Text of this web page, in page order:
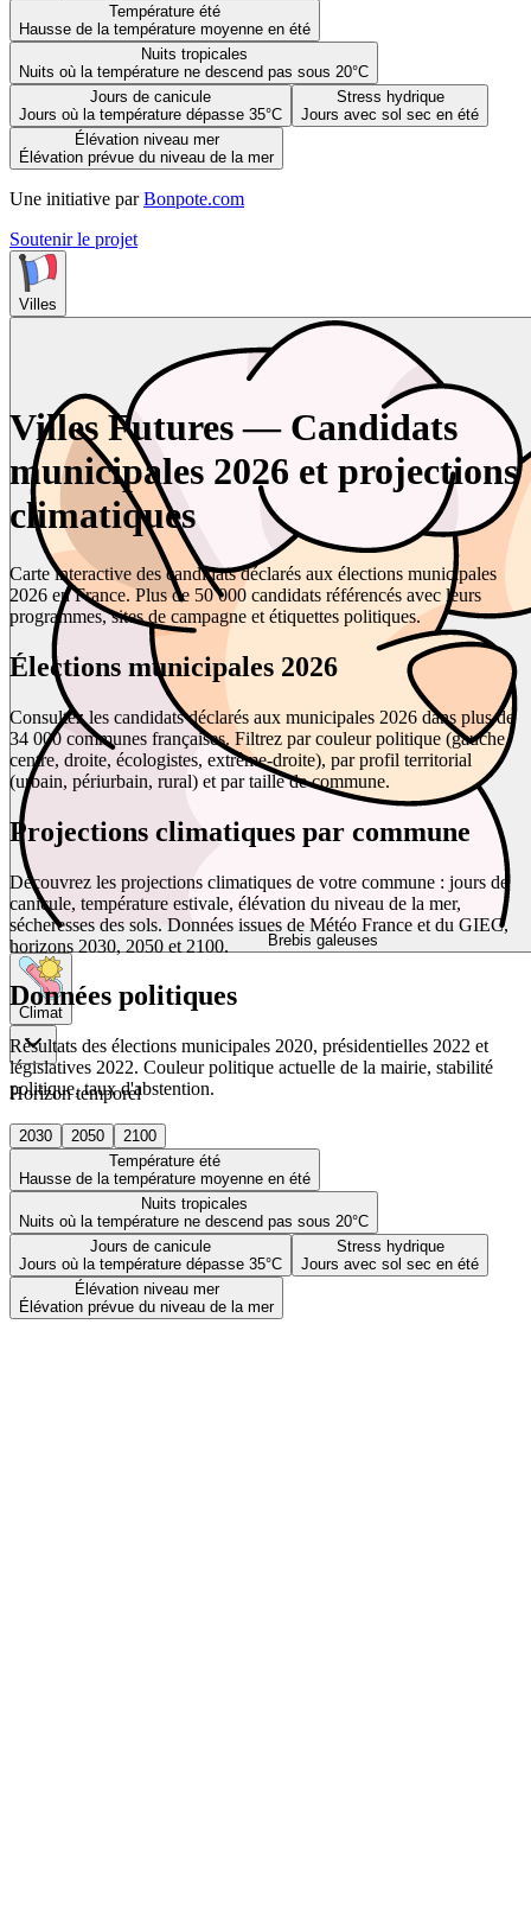
Température été
Hausse de la température moyenne en été
Nuits tropicales
Nuits où la température ne descend pas sous 20°C
Jours de canicule
Jours où la température dépasse 35°C
Stress hydrique
Jours avec sol sec en été
Élévation niveau mer
Élévation prévue du niveau de la mer
Une initiative par Bonpote.com
Soutenir le projet
Villes
Brebis galeuses
Climat
Horizon temporel
2030 2050
2100
Température été
Hausse de la température moyenne en été
Nuits tropicales
Nuits où la température ne descend pas sous 20°C
Jours de canicule
Jours où la température dépasse 35°C
Stress hydrique
Jours avec sol sec en été
Élévation niveau mer
Élévation prévue du niveau de la mer
Villes Futures — Candidats
municipales 2026 et projections
climatiques
Carte interactive des candidats déclarés aux élections municipales
2026 en France. Plus de 50 000 candidats référencés avec leurs
programmes, sites de campagne et étiquettes politiques.
Élections municipales 2026
Consultez les candidats déclarés aux municipales 2026 dans plus de
34 000 communes françaises. Filtrez par couleur politique (gauche,
centre, droite, écologistes, extrême-droite), par profil territorial
(urbain, périurbain, rural) et par taille de commune.
Projections climatiques par commune
Découvrez les projections climatiques de votre commune : jours de
canicule, température estivale, élévation du niveau de la mer,
sécheresses des sols. Données issues de Météo France et du GIEC,
horizons 2030, 2050 et 2100.
Données politiques
Résultats des élections municipales 2020, présidentielles 2022 et
législatives 2022. Couleur politique actuelle de la mairie, stabilité
politique, taux d'abstention.